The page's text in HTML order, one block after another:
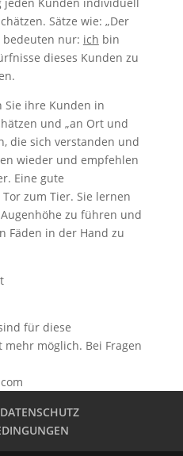
Sätze wie: „Der
bedeuten nur: ich bin
dieses Kunden zu
Sie ihre Kunden in
und „an Ort und
die sich verstanden und
wieder und empfehlen
Eine gute
zum Tier. Sie lernen
zu führen und
Fäden in der Hand zu
für diese
möglich. Bei Fragen
DATENSCHUTZ